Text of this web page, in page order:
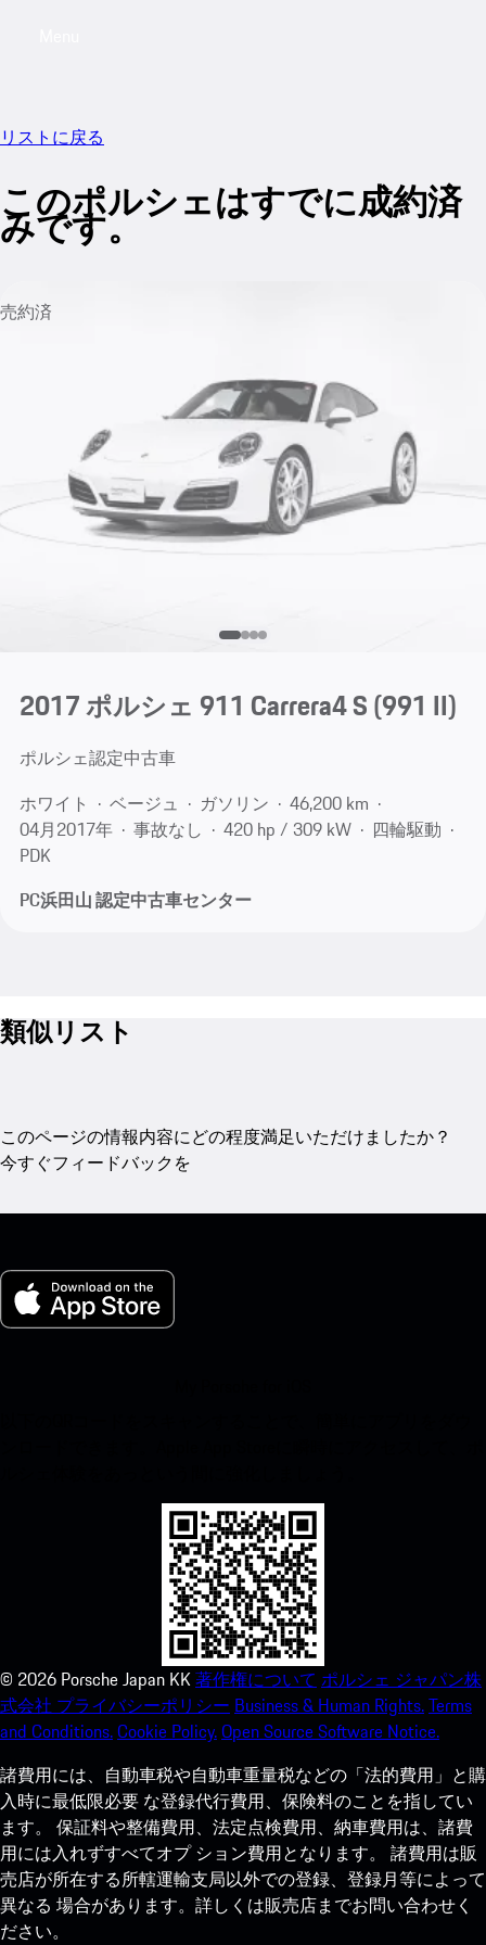
リストに戻る
このポルシェはすでに成約済
みです。
売約済
2017 ポルシェ 911 Carrera4 S(991 II)
ポルシェ認定中古車
ホワイト
ベージュ ガソリン
46,200 km
04月​2017年
事故なし 420 hp / 309 kW
四輪駆動
PDK
PC浜田山 認定中古車センター
類似リスト
このページの情報内容にどの程度満足いただけましたか？
今すぐフィードバックを
© 2026 Porsche Japan KK著作権について ポルシェ ジャパン株
式会社 プライバシーポリシー Business & Human Rights.Terms
and Conditions.Cookie Policy.Open Source Software Notice.
諸費用には、自動車税や自動車重量税などの「法的費用」と購
入時に最低限必要 な登録代行費用、保険料のことを指してい
ます。 保証料や整備費用、法定点検費用、納車費用は、諸費
用には入れずすべてオプ ション費用となります。 諸費用は販
売店が所在する所轄運輸支局以外での登録、登録月等によって
異なる 場合があります。詳しくは販売店までお問い合わせく
ださい。